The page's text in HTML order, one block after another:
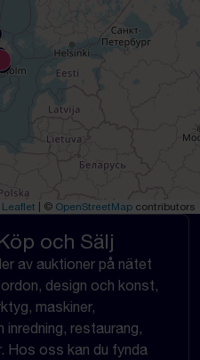
Leaflet © OpenStreetMap contributors
och Sälj
av auktioner på nätet
design och konst,
maskiner,
inredning, restaurang,
Hos oss kan du fynda